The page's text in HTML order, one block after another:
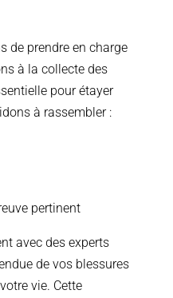
de prendre en charge
à la collecte des
pour étayer
à rassembler :
pertinent
avec des experts
de vos blessures
vie. Cette